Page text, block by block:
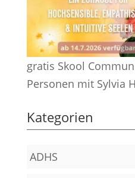
gratis Skool
Personen mit Sylvia
Kategorien
ADHS